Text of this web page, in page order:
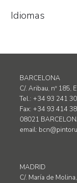
Idiomas
BARCELONA
C/. Aribau, nº 185,
Tel.: +34 93 241
Fax: +34 93 414
08021
email:
MADRID
C/. María de